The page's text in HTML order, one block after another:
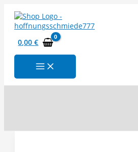
Inhalt
springen
0,00€